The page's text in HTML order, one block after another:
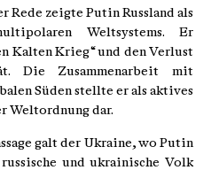
zeigte Putin Russland als
Weltsystems. Er
Kalten Krieg“ und den Verlust
Die Zusammenarbeit mit
Süden stellte er als aktives
Weltordnung dar.
galt der Ukraine, wo Putin
und ukrainische Volk